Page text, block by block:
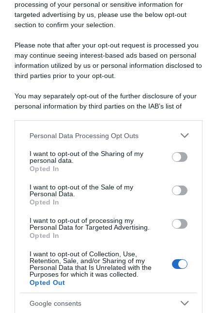
processing of your personal or sensitive information for
targeted advertising by us, please use the below opt-out
section to confirm your selection.
Please note that after your opt-out request is processed you
may continue seeing interest-based ads based on personal
information utilized by us or personal information disclosed to
third parties prior to your opt-out.
You may separately opt-out of the further disclosure of your
personal information by third parties on the IAB’s list of
This information may also be disclosed by us to third parties
disclose it to other third parties.
Please note that this website/app uses one or more Google
services and may gather and store information including but
not limited to your visit or usage behaviour. You may click to
grant or deny consent to Google and its third-party tags to
consent section.
Personal Data Processing Opt Outs
I want to opt-out of the Sharing of my
personal data.
Opted In
I want to opt-out of the Sale of my
Personal Data.
Opted In
I want to opt-out of processing my
Personal Data for Targeted Advertising.
Opted In
I want to opt-out of Collection, Use,
Retention, Sale, and/or Sharing of my
Personal Data that Is Unrelated with the
Purposes for which it was collected.
Opted Out
Google consents
ARTICOLI RECENTI
“A tavola con Csaba”: chelsea buns
Giusina Battaglia
“Giusina in cucina”: biscotti da inzuppo di Giusina Battaglia
“In cucina con Imma e Matteo”: tortino al cioccolato
“Camper”: semifreddo di yogurt e crumble